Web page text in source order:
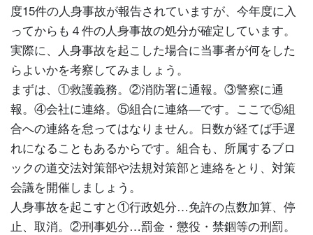
度15件の人身事故が報告されていますが、今年度に入
ってからも４件の人身事故の処分が確定しています。
実際に、人身事故を起こした場合に当事者が何をした
らよいかを考察してみましょう。
まずは、①救護義務。②消防署に通報。③警察に通
報。④会社に連絡。⑤組合に連絡―です。ここで⑤組
合への連絡を怠ってはなりません。日数が経てば手遅
れになることもあるからです。組合も、所属するブロ
ックの道交法対策部や法規対策部と連絡をとり、対策
会議を開催しましょう。
人身事故を起こすと①行政処分…免許の点数加算、停
止、取消。②刑事処分…罰金・懲役・禁錮等の刑罰。